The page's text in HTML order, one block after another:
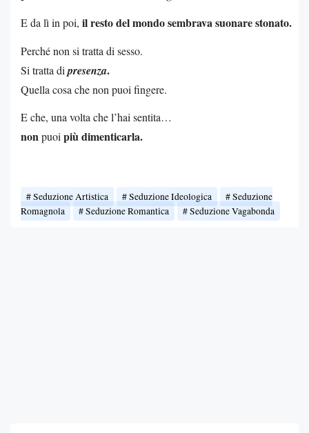
E da lì in poi, il resto del mondo sembrava suonare stonato.
Perché non si tratta di sesso.
Si tratta di presenza.
Quella cosa che non puoi fingere.
E che, una volta che l’hai sentita…
nonpuoipiù dimenticarla.
Seduzione Artistica Seduzione Ideologica
Seduzione
Romagnola
Seduzione Romantica Seduzione Vagabonda